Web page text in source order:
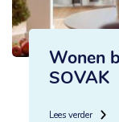
Wonen
SOVAK
Lees verder